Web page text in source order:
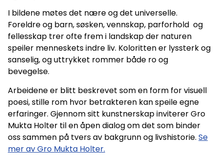
I bildene møtes det nære og det universelle.
Foreldre og barn, søsken, vennskap, parforhold og
fellesskap trer ofte frem i landskap der naturen
speiler menneskets indre liv. Koloritten er lyssterk og
sanselig, og uttrykket rommer både ro og
bevegelse.
Arbeidene er blitt beskrevet som en form for visuell
poesi, stille rom hvor betrakteren kan speile egne
erfaringer. Gjennom sitt kunstnerskap inviterer Gro
Mukta Holter til en åpen dialog om det som binder
oss sammen på tvers av bakgrunn og livshistorie. Se
mer av Gro Mukta Holter.